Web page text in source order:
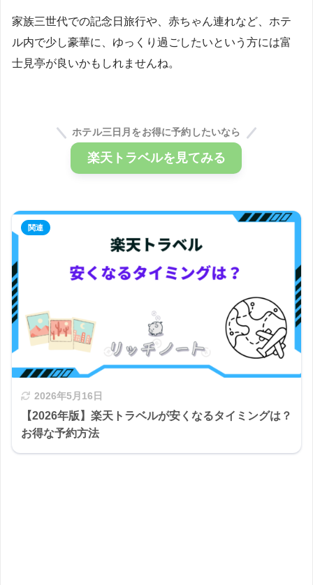
家族三世代での記念日旅行や、赤ちゃん連れなど、ホテ
ル内で少し豪華に、ゆっくり過ごしたいという方には富
士見亭が良いかもしれませんね。
ホテル三日月をお得に予約したいなら
楽天トラベルを見てみる
2026年5月16日
【2026年版】楽天トラベルが安くなるタイミングは？
お得な予約方法